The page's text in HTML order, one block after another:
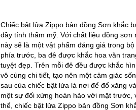
Chiếc bật lửa Zippo bản đồng Sơn khắc
đầy tính thẩm mỹ. Với chất liệu đồng
này sẽ là một vật phẩm đáng giá trong
phía trước, ba đê được khắc hoa văn
tuyệt đẹp. Trên mỗi đê đều được khắc
vô cùng chi tiết, tạo nên một cảm giác
sau của chiếc bật lửa là nơi để đổ xăng
một sự đối xứng hoàn hảo với mặt
thể, chiếc bật lửa Zippo bản đồng Sơn